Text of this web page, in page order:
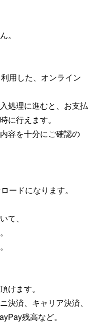
。
用した、オンライン
処理に進むと、お支払
に行えます。
容を十分にご確認の
ードになります。
て、
けます。
済、キャリア決済、
残高など。